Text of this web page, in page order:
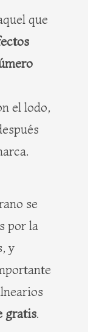
que
el lodo,
se
por la
y
gratis.